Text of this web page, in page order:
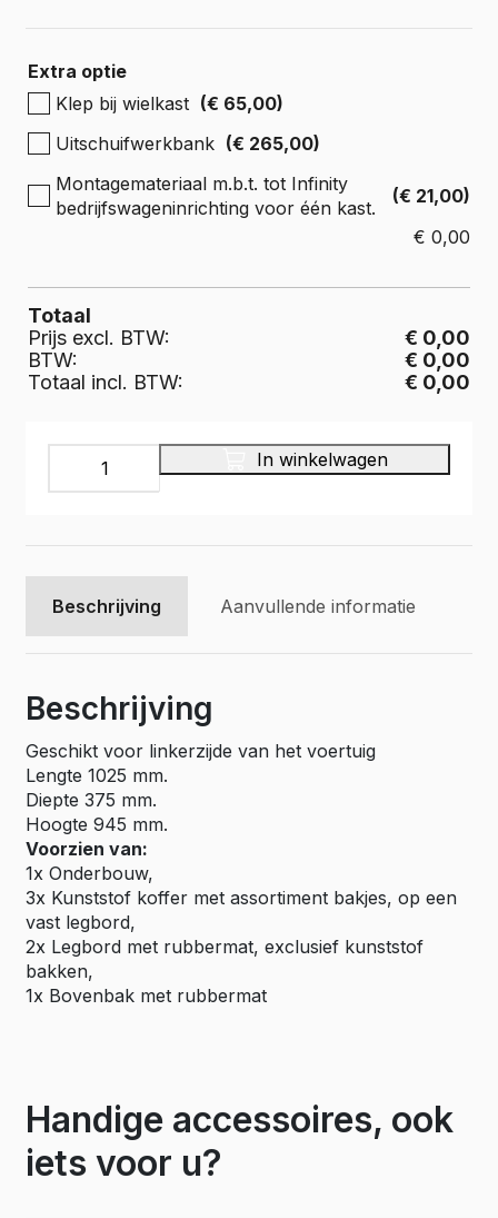
Extra optie
Klep bij wielkast (€ 65,00)
Uitschuifwerkbank (€ 265,00)
Montagemateriaal m.b.t. tot Infinity
bedrijfswageninrichting voor één kast.
(€ 21,00)
€ 0,00
Totaal
Prijs excl. BTW:
€ 0,00
BTW:
€ 0,00
Totaal incl. BTW:
€ 0,00
INFINITY
Bedrijfswageninrichting,
aantal
In winkelwagen
Beschrijving Aanvullende informatie
Beschrijving
Geschikt voor linkerzijde van het voertuig
Lengte 1025 mm.
Diepte 375 mm.
Hoogte 945 mm.
Voorzien van:
1x Onderbouw,
3x Kunststof koffer met assortiment bakjes, op een
vast legbord,
2x Legbord met rubbermat, exclusief kunststof
bakken,
1x Bovenbak met rubbermat
Handige accessoires, ook
iets voor u?